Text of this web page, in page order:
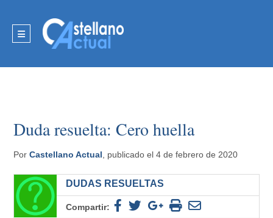
Duda resuelta: Cero huella
PorCastellano Actual , publicado el 4 de febrero de 2020
DUDAS RESUELTAS
Compartir: